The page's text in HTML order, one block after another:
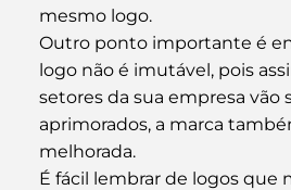
mesmo logo.
Outro ponto importante é
logo não é imutável, pois
setores da sua empresa vão
aprimorados, a marca
melhorada.
É fácil lembrar de logos que